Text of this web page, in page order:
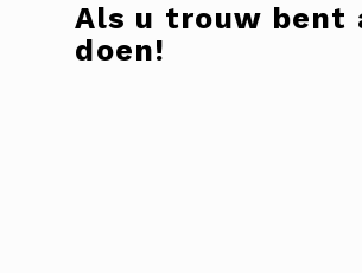
Als u trouw bent
doen!